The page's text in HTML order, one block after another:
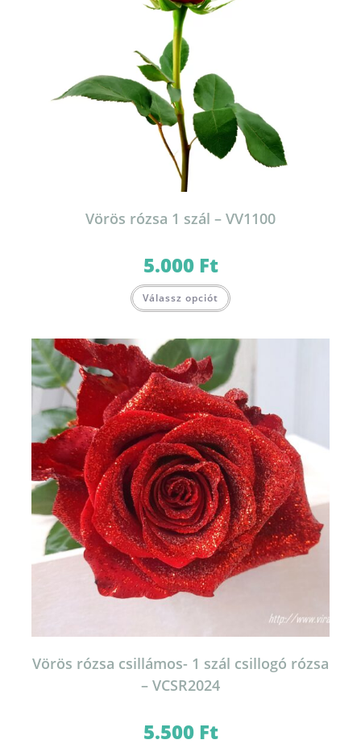
Vörös rózsa 1 szál – VV1100
5.000 Ft
Válassz opciót
Vörös rózsa csillámos- 1 szál csillogó rózsa
– VCSR2024
5.500 Ft